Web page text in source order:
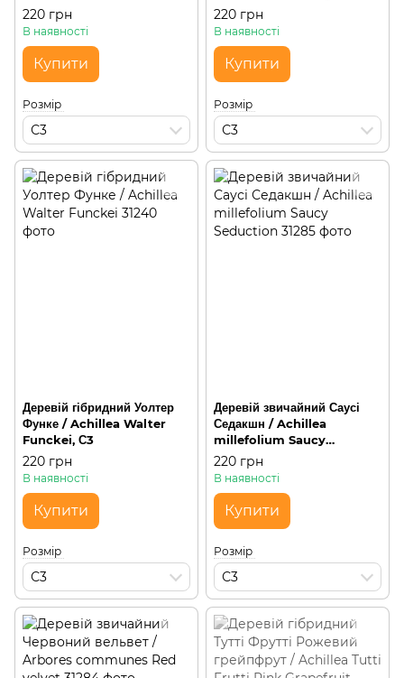
millefolium Tutti Frutti
Apricot Delight, С3
220 грн
В наявності
Купити
Розмір
С3
С3
220 грн
В наявності
Купити
Розмір
С3
Деревій гібридний Уолтер
Функе / Achillea Walter
Funckei, С3
220 грн
В наявності
Купити
Розмір
С3
Деревій звичайний Саусі
Седакшн / Achillea
millefolium Saucy
Seduction, С3
220 грн
В наявності
Купити
Розмір
С3